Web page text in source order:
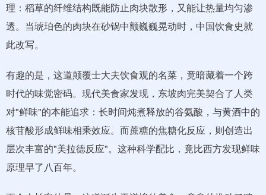
理：稻草的纤维结构既能防止肉块散形，又能让热量均匀渗
透。当琥珀色的肉块在砂锅中颤巍巍晃动时，中国饮食史就
此改写。
有趣的是，这道颠覆士大夫饮食观的名菜，竟暗藏着一个跨
时代的味觉密码。现代美食家发现，东坡肉完美契合了人类
对"鲜味"的本能追求：长时间炖煮释放的谷氨酸，与黄酒中的
核苷酸形成鲜味相乘效应。而蔗糖的焦糖化反应，则创造出
层次丰富的"美拉德反应"。这种科学配比，竟比西方发现鲜味
原理早了八百年。